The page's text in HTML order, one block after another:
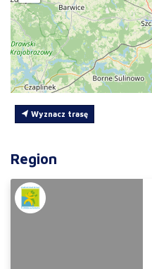
Wyznacz trasę
Region